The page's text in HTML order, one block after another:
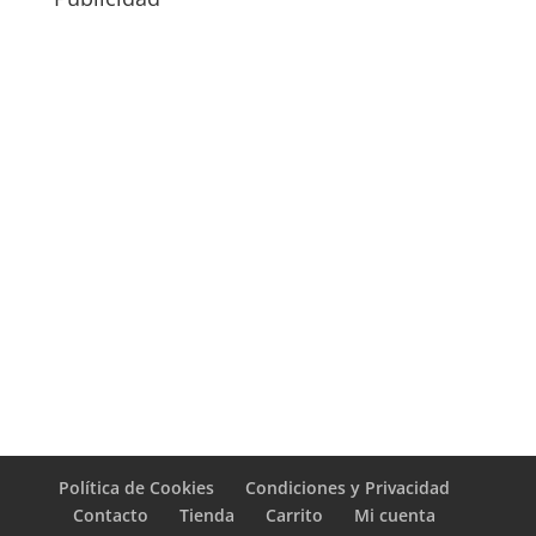
Política de Cookies
Condiciones y Privacidad
Contacto
Tienda Carrito Mi cuenta